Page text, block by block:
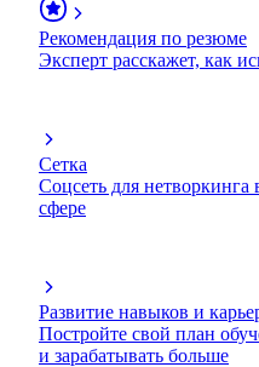
Рекомендация по резюме
Эксперт расскажет, как
Сетка
Соцсеть для
сфере
Развитие навыков и
Постройте свой план
и зарабатывать больше